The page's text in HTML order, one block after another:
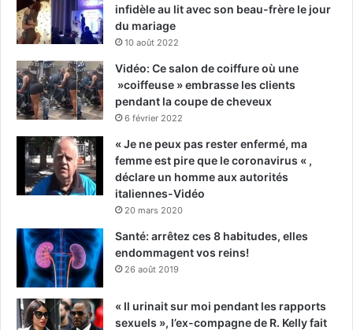
infidèle au lit avec son beau-frère le jour
du mariage
10 août 2022
Vidéo: Ce salon de coiffure où une
»coiffeuse » embrasse les clients
pendant la coupe de cheveux
6 février 2022
« Je ne peux pas rester enfermé, ma
femme est pire que le coronavirus « ,
déclare un homme aux autorités
italiennes-Vidéo
20 mars 2020
Santé: arrêtez ces 8 habitudes, elles
endommagent vos reins!
26 août 2019
« Il urinait sur moi pendant les rapports
sexuels », l’ex-compagne de R. Kelly fait